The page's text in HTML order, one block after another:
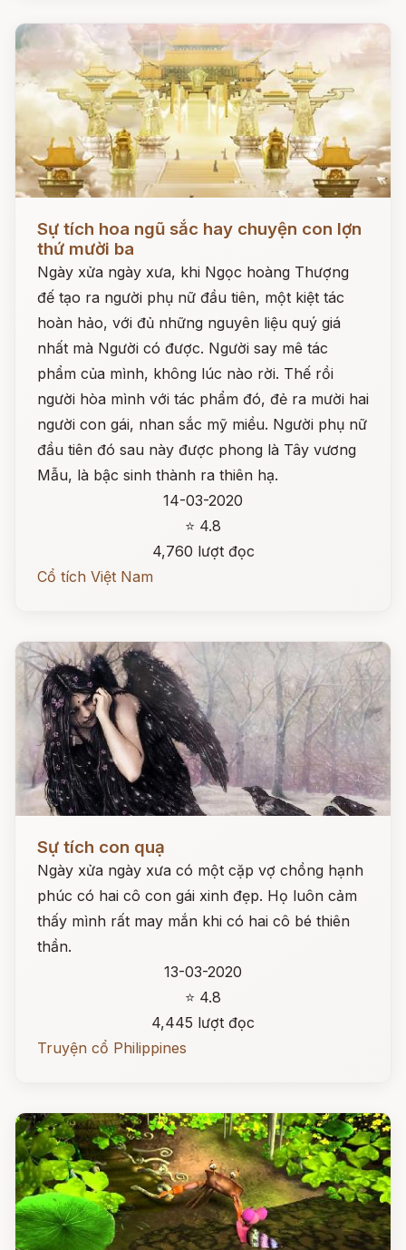
Sự tích hoa ngũ sắc hay chuyện con lợn
thứ mười ba
Ngày xửa ngày xưa, khi Ngọc hoàng Thượng
đế tạo ra người phụ nữ đầu tiên, một kiệt tác
hoàn hảo, với đủ những nguyên liệu quý giá
nhất mà Người có được. Người say mê tác
phẩm của mình, không lúc nào rời. Thế rồi
người hòa mình với tác phẩm đó, đẻ ra mười hai
người con gái, nhan sắc mỹ miều. Người phụ nữ
đầu tiên đó sau này được phong là Tây vương
Mẫu, là bậc sinh thành ra thiên hạ.
14-03-2020
⭐ 4.8
4,760 lượt đọc
Cổ tích Việt Nam
Sự tích con quạ
Ngày xửa ngày xưa có một cặp vợ chồng hạnh
phúc có hai cô con gái xinh đẹp. Họ luôn cảm
thấy mình rất may mắn khi có hai cô bé thiên
thần.
13-03-2020
⭐ 4.8
4,445 lượt đọc
Truyện cổ Philippines